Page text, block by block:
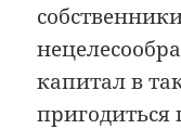
капитал в